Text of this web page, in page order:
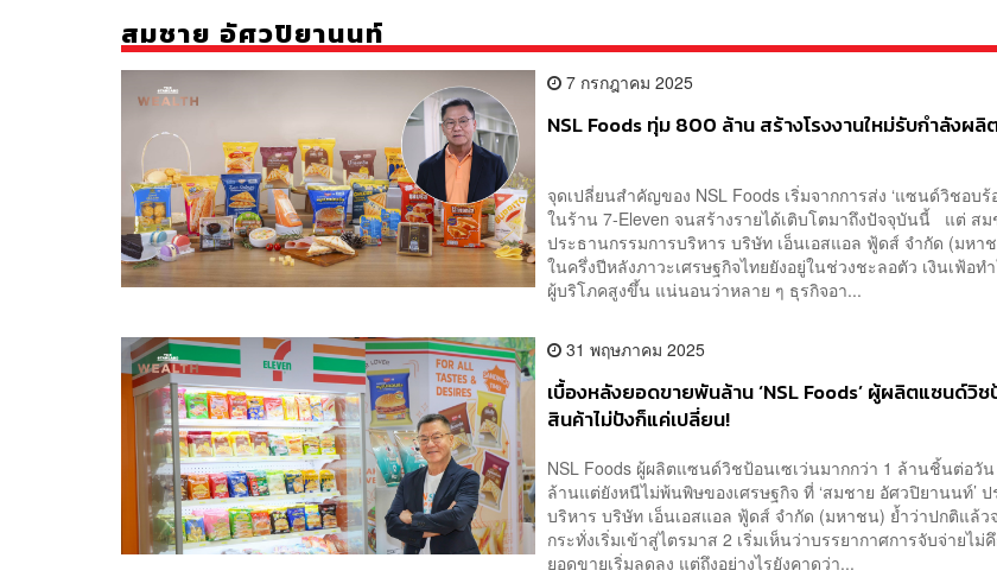
สมชาย อัศวปิยานนท์
7 กรกฎาคม 2025
NSL Foods ทุ่ม 800 ล้าน สร้างโรงงานใหม่รับกำลังผลิ
จุดเปลี่ยนสำคัญของ NSL Foods เริ่มจากการส่ง ‘แซนด์วิชอบร้
ในร้าน 7‑Eleven จนสร้างรายได้เติบโตมาถึงปัจจุบันนี้ แต่ ส
ประธานกรรมการบริหาร บริษัท เอ็นเอสแอล ฟู้ดส์ จำกัด (มหา
ในครึ่งปีหลังภาวะเศรษฐกิจไทยยังอยู่ในช่วงชะลอตัว เงินเฟ้อท
ผู้บริโภคสูงขึ้น แน่นอนว่าหลาย ๆ ธุรกิจอา...
31 พฤษภาคม 2025
เบื้องหลังยอดขายพันล้าน ‘NSL Foods’ ผู้ผลิตแซนด์วิช
สินค้าไม่ปังก็แค่เปลี่ยน!
NSL Foods ผู้ผลิตแซนด์วิชป้อนเซเว่นมากกว่า 1 ล้านชิ้นต่อวั
ล้านแต่ยังหนีไม่พ้นพิษของเศรษฐกิจ ที่ ‘สมชาย อัศวปิยานนท์’
บริหาร บริษัท เอ็นเอสแอล ฟู้ดส์ จำกัด (มหาชน) ย้ำว่าปกติแล้ว
กระทั่งเริ่มเข้าสู่ไตรมาส 2 เริ่มเห็นว่าบรรยากาศการจับจ่ายไม่
ยอดขายเริ่มลดลง แต่ถึงอย่างไรยังคาดว่า...